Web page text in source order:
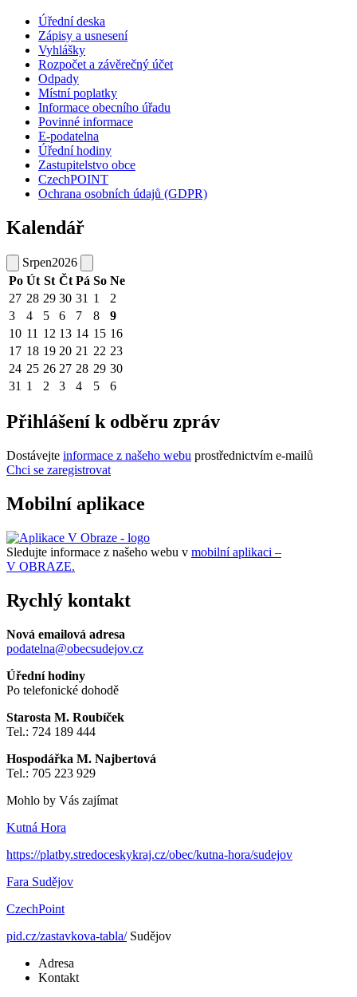
Úřední deska
Zápisy a usnesení
Vyhlášky
Rozpočet a závěrečný účet
Odpady
Místní poplatky
Informace obecního úřadu
Povinné informace
E-podatelna
Úřední hodiny
Zastupitelstvo obce
CzechPOINT
Ochrana osobních údajů (GDPR)
Kalendář
Srpen2026
Po Út St Čt Pá So Ne
27 28 29 30 31 1
2
3
4 5 6 7 8
9
10 11 12 13 14 15 16
17 18 19 20 21 22 23
24 25 26 27 28 29 30
31 1 2 3 4 5 6
Přihlášení k odběru zpráv
Dostávejte informace z našeho webu prostřednictvím e-mailů
Chci se zaregistrovat
Mobilní aplikace
Sledujte informace z našeho webu v mobilní aplikaci –
V OBRAZE.
Rychlý kontakt
Nová emailová adresa
podatelna@obecsudejov.cz
Úřední hodiny
Po telefonické dohodě
Starosta M. Roubíček
Tel.: 724 189 444
Hospodářka M. Najbertová
Tel.: 705 223 929
Mohlo by Vás zajímat
Kutná Hora
https://platby.stredoceskykraj.cz/obec/kutna-hora/sudejov
Fara Sudějov
CzechPoint
pid.cz/zastavkova-tabla/Sudějov
Adresa
Kontakt